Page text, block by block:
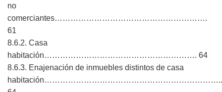
no
comerciantes………………………………………………….
61
8.6.2. Casa
habitación…………………………………………………. 64
8.6.3. Enajenación de inmuebles distintos de casa
habitación…………………………………………………………..